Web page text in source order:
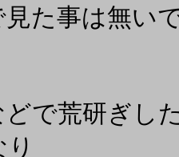
た事は無い
で荒研ぎし